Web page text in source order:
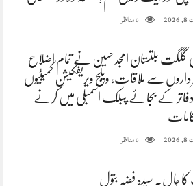
0مناظر
گلگت بلتستان امجد حسین نے تمام اضلاع
سے ملاقات، ویلج ویریفکیشن کمیٹیوں
دفاتر کے بجائے پبلک اسمبلی میں کرنے
0مناظر
کا جال. سیدہ فضہ بتول